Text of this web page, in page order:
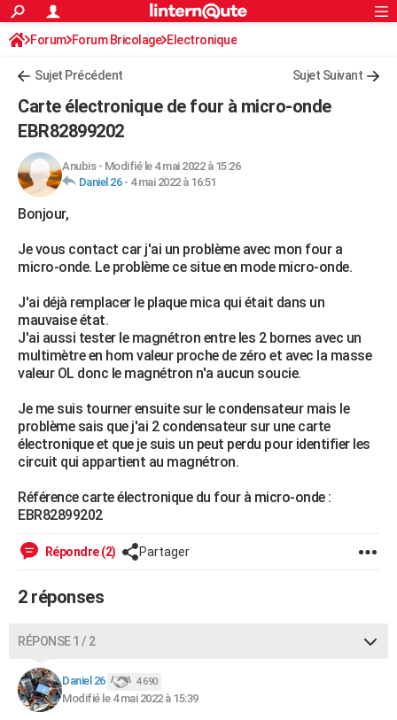
ACTUALITÉS
Politique
Société
Faits Divers
Education
Monde
Villes
+
Programme TV
TNTStreaming
Cinéma
Sorties cinéma
Musique
+FINANCE
Retraite
Impôts
Epargne
Immobilier
Risques naturels par ville
Banque
Assurance
Crédit
AUTO
Essais
Réserver un essai
Citadines
Berlines
SUV
Forum auto
HIGH-TECH
Forum
Aménagement intérieur
Extérieur
Cuisine
Salle de bains
Jardinage
Rangement
WEEK-END
Guides de France
Escapades
Patrimoine
Expositions
Musées
Week-end nature
+LIFESTYLE
Art de vivre
Bien-être
Loisirs
Mode
Modes de vie
SANTE
Alimentation
Guide de la santé
Maladies
Médicaments
Sommeil
VOYAGE
Destinations
City break
Voyage nature
Voyage de noces
Forum
Climat
+PHOTO
GUIDES D'ACHAT
BONS PLANS
Carte de Noël
Carte Bonne année
Carte Saint-Valentin
Carte Pâques
Carte d'anniversaire
DICTIONNAIRE
Dictionnaire
Biographies
Citations
Expressions
Proverbes
PROGRAMME TV
COPAINS D'AVANT
S'inscrire
Se connecter
Lycées
Collèges
Primaires
Universités
Entreprises
Service militaire
Avis de recherche
AVIS DE DÉCÈS
FORUM
S'inscrire
Connexion
Forum Forum Bricolage Electronique
Sujet Précédent Sujet Suivant
Carte électronique de four à micro-onde
EBR82899202
Anubis- Modifié le 4 mai 2022 à 15:26
Daniel 26- 4 mai 2022 à 16:51
Bonjour,
Je vous contact car j'ai un problème avec mon four a
micro-onde. Le problème ce situe en mode micro-onde.
J'ai déjà remplacer le plaque mica qui était dans un
mauvaise état.
J'ai aussi tester le magnétron entre les 2 bornes avec un
multimètre en hom valeur proche de zéro et avec la masse
valeur OL donc le magnétron n'a aucun soucie.
Je me suis tourner ensuite sur le condensateur mais le
problème sais que j'ai 2 condensateur sur une carte
électronique et que je suis un peut perdu pour identifier les
circuit qui appartient au magnétron.
Référence carte électronique du four à micro-onde :
EBR82899202
Répondre (2) Partager
2 réponses
RÉPONSE 1 / 2
Daniel 26 4 690
Modifié le 4 mai 2022 à 15:39